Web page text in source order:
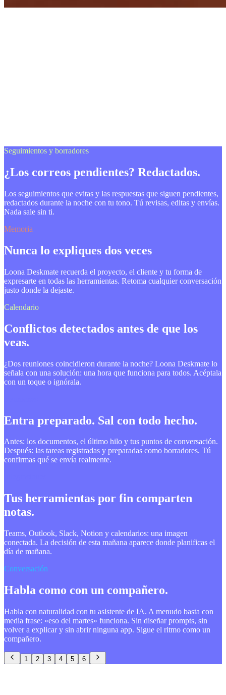
Seguimientos y borradores
¿Los correos pendientes? Redactados.
Los seguimientos que evitas y las respuestas que siguen pendientes,
redactados durante la noche con tu tono. Tú revisas, editas y envías.
Nada sale sin ti.
Memoria
Nunca lo expliques dos veces
Loona Deskmate recuerda el proyecto, el cliente y tu forma de
expresarte en todas las herramientas. Retoma cualquier conversación
justo donde la dejaste.
Calendario
Conflictos detectados antes de que los
veas.
¿Dos reuniones coincidieron durante la noche? Loona Deskmate lo
señala con una solución: una hora que funciona para todos. Acéptala
con un toque o ignórala.
Entra preparado. Sal con todo hecho.
Antes: los documentos, el último hilo y tus puntos de conversación.
Después: las tareas registradas y preparadas como borradores. Tú
confirmas qué se envía realmente.
Tus herramientas por fin comparten
notas.
Teams, Outlook, Slack, Notion y calendarios: una imagen
conectada. La decisión de esta mañana aparece donde planificas el
día de mañana.
Conversación
Habla como con un compañero.
Habla con naturalidad con tu asistente de IA. A menudo basta con
media frase: «eso del martes» funciona. Sin diseñar prompts, sin
volver a explicar y sin abrir ninguna app. Sigue el ritmo como un
compañero.
1 2 3 4 5 6